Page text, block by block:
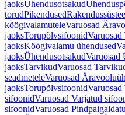
jaoksÜhendusotsakud
torudPikendused
köögivalamuteleVaruosad
jaoksTorupõlvsifoonid
jaoksKöögivalamu ühendused
jaoksÜhendusotsakudVaruosad
jaoksTarvikudVaruosad
seadmeteleVaruosad
jaoksTorupõlvsifoonid
sifoonidVaruosad Varjatud
sifoonidVaruosad